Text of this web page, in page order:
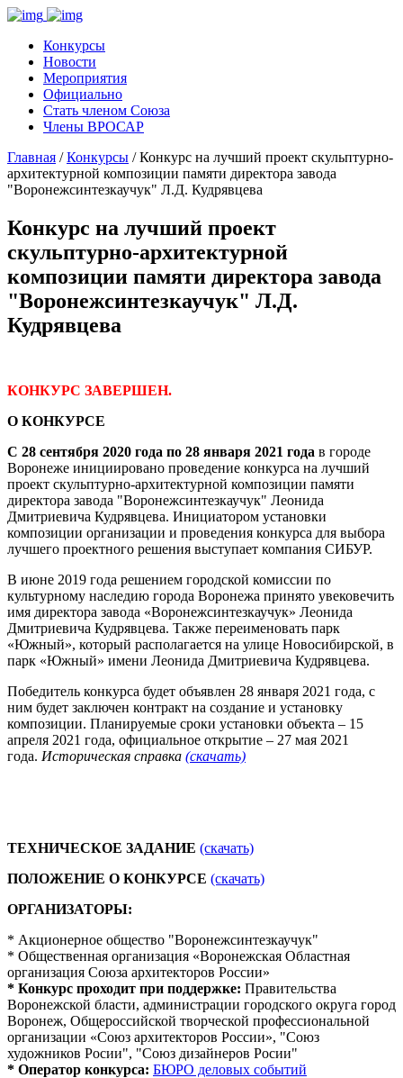
Конкурсы
Новости
Мероприятия
Официально
Стать членом Союза
Члены ВРОСАР
Главная /Конкурсы / Конкурс на лучший проект скульптурно-
архитектурной композиции памяти директора завода
"Воронежсинтезкаучук" Л.Д. Кудрявцева
Конкурс на лучший проект
скульптурно-архитектурной
композиции памяти директора завода
"Воронежсинтезкаучук" Л.Д.
Кудрявцева
КОНКУРС ЗАВЕРШЕН.
О КОНКУРСЕ
С 28 сентября 2020 года по 28 января 2021 года в городе
Воронеже инициировано проведение конкурса на лучший
проект скульптурно-архитектурной композиции памяти
директора завода "Воронежсинтезкаучук" Леонида
Дмитриевича Кудрявцева. Инициатором установки
композиции организации и проведения конкурса для выбора
лучшего проектного решения выступает компания СИБУР.
В июне 2019 года решением городской комиссии по
культурному наследию города Воронежа принято увековечить
имя директора завода «Воронежсинтезкаучук» Леонида
Дмитриевича Кудрявцева. Также переименовать парк
«Южный», который располагается на улице Новосибирской, в
парк «Южный» имени Леонида Дмитриевича Кудрявцева.
Победитель конкурса будет объявлен 28 января 2021 года, с
ним будет заключен контракт на создание и установку
композиции. Планируемые сроки установки объекта – 15
апреля 2021 года, официальное открытие – 27 мая 2021
года. Историческая справка (скачать)
ТЕХНИЧЕСКОЕ ЗАДАНИЕ (скачать)
ПОЛОЖЕНИЕ О КОНКУРСЕ (скачать)
ОРГАНИЗАТОРЫ:
* Акционерное общество "Воронежсинтезкаучук"
* Общественная организация «Воронежская Областная
организация Союза архитекторов России»
* Конкурс проходит при поддержке: Правительства
Воронежской бласти, администрации городского округа город
Воронеж, Общероссийской творческой профессиональной
организации «Союз архитекторов России», "Союз
художников Росии", "Союз дизайнеров Росии"
* Оператор конкурса: БЮРО деловых событий